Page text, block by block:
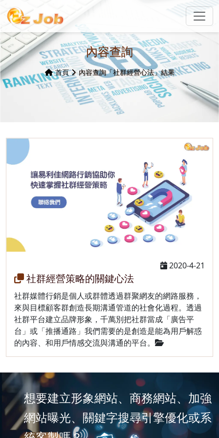
內容查詢
首頁 內容查詢「社群經營心法」結果
2020-4-21
社群經營策略的關鍵心法
社群媒體行銷是個人或群體透過群聚網友的網路服務，
來與目標顧客群創造長期溝通管道的社會化過程。透過
社群平台建立品牌形象，千萬別把社群當成「廣告平
台」或「推播通路」我們需要的是創造是能為用戶解惑
的內容、和用戶情感交流與溝通的平台。
想要建立形象網站、商務網站、加強
網站曝光、關鍵字搜尋引擎優化或系